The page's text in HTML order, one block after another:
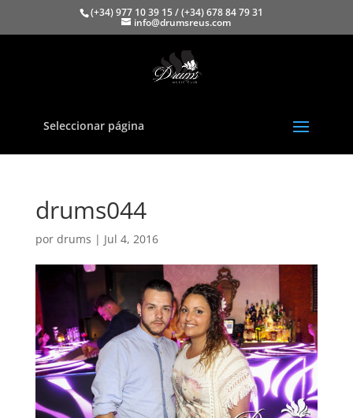
(+34) 977 10 39 15 / (+34) 678 84 79 31
info@drumsreus.com
Seleccionar página
drums044
por drums | Jul 4, 2016